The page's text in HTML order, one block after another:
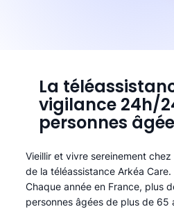
La
vigilance 24h/
personnes
Vieillir et vivre sereinement
de la téléassistance Arkéa Care.
Chaque année en France, plus
personnes âgées de plus de 65